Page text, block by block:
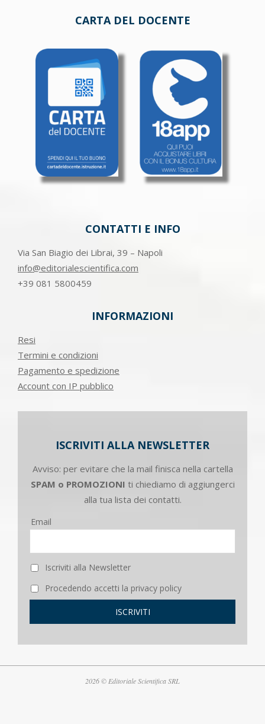
CARTA DEL DOCENTE
CONTATTI E INFO
Via San Biagio dei Librai, 39 – Napoli
info@editorialescientifica.com
+39 081 5800459
INFORMAZIONI
Resi
Termini e condizioni
Pagamento e spedizione
Account con IP pubblico
ISCRIVITI ALLA NEWSLETTER
Avviso: per evitare che la mail finisca nella cartella
SPAM o PROMOZIONI ti chiediamo di aggiungerci
alla tua lista dei contatti.
Email
Iscriviti alla Newsletter
Procedendo accetti la privacy policy
2026 © Editoriale Scientifica SRL